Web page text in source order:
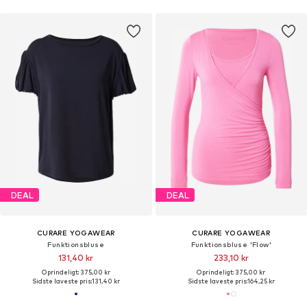
DEAL
CURARE YOGAWEAR
Funktionsbluse
131,40 kr
Oprindeligt: 375,00 kr
Sidste laveste pris:131,40 kr
DEAL
CURARE YOGAWEAR
Funktionsbluse 'Flow'
233,10 kr
Oprindeligt: 375,00 kr
Sidste laveste pris:164,25 kr